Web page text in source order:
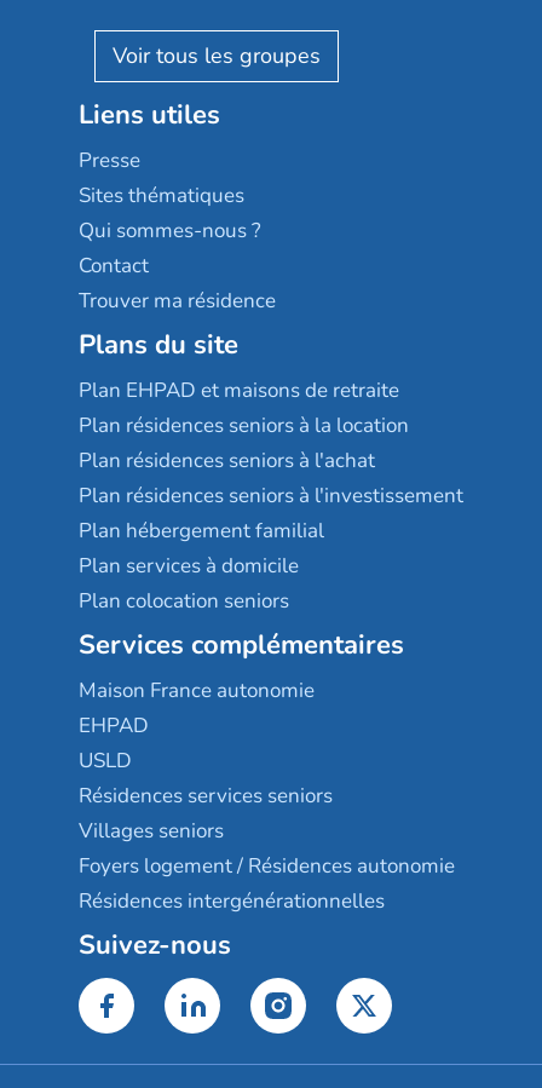
Reseda
Stella management
Les villages d'or
Sérénys
Résidences services Villa Médicis
Résidalya
Groupe aplus
AGE D'OR Services
Liens utiles
Presse
Sites thématiques
Qui sommes-nous ?
Contact
Trouver ma résidence
Plans du site
Plan EHPAD et maisons de retraite
Plan résidences seniors à la location
Plan résidences seniors à l'achat
Plan résidences seniors à l'investissement
Plan hébergement familial
Plan services à domicile
Plan colocation seniors
Services complémentaires
Maison France autonomie
EHPAD
USLD
Résidences services seniors
Villages seniors
Foyers logement / Résidences autonomie
Résidences intergénérationnelles
Suivez-nous